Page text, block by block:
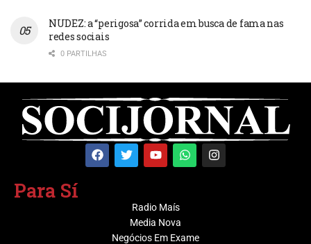
NUDEZ: a “perigosa” corrida em busca de fama nas
redes sociais
0 PARTILHAS
Para Sí
Radio Maís
Media Nova
Negócios Em Exame